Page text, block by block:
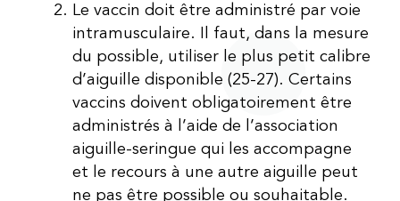
Le vaccin doit être administré par voie
intramusculaire. Il faut, dans la mesure
du possible, utiliser le plus petit calibre
d’aiguille disponible (25-27). Certains
vaccins doivent obligatoirement être
administrés à l’aide de l’association
aiguille-seringue qui les accompagne
et le recours à une autre aiguille peut
ne pas être possible ou souhaitable.